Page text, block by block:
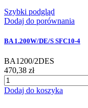
Szybki podgląd
Dodaj do porównania
BA 1.200W/DE/S SFC10-4
BA1200/2DES
470,38 zł
Dodaj do koszyka